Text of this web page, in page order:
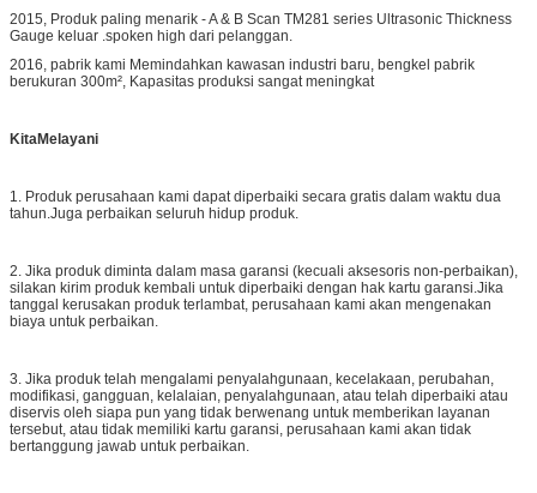
2015, Produk paling menarik - A & B Scan TM281 series Ultrasonic Thickness
Gauge keluar .spoken high dari pelanggan.
2016, pabrik kami Memindahkan kawasan industri baru, bengkel pabrik
berukuran 300m², Kapasitas produksi sangat meningkat
KitaMelayani
1. Produk perusahaan kami dapat diperbaiki secara gratis dalam waktu dua
tahun.Juga perbaikan seluruh hidup produk.
2. Jika produk diminta dalam masa garansi (kecuali aksesoris non-perbaikan),
silakan kirim produk kembali untuk diperbaiki dengan hak kartu garansi.Jika
tanggal kerusakan produk terlambat, perusahaan kami akan mengenakan
biaya untuk perbaikan.
3. Jika produk telah mengalami penyalahgunaan, kecelakaan, perubahan,
modifikasi, gangguan, kelalaian, penyalahgunaan, atau telah diperbaiki atau
diservis oleh siapa pun yang tidak berwenang untuk memberikan layanan
tersebut, atau tidak memiliki kartu garansi, perusahaan kami akan tidak
bertanggung jawab untuk perbaikan.